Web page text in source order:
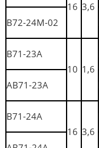
16 3,6
В72-24М-02
В71-23А
10 1,6
АВ71-23А
В71-24А
16 3,6